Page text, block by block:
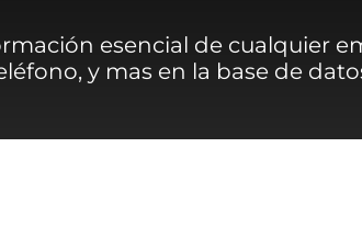
esencial de cualquier
y mas en la base de